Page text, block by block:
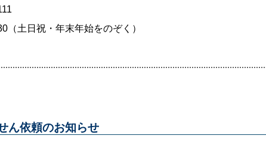
土日祝・年末年始をのぞく）
ん依頼のお知らせ